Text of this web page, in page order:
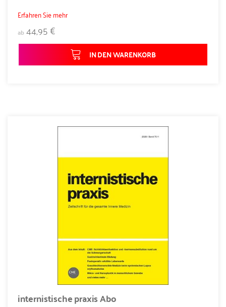
Erfahren Sie mehr
ab44,95 €
IN DEN WARENKORB
internistische praxis Abo